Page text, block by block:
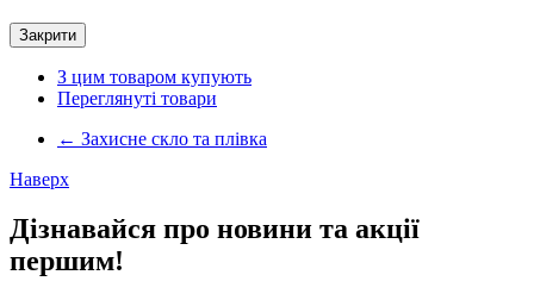
Закрити
З цим товаром купують
Переглянуті товари
← Захисне скло та плівка
Наверх
Дізнавайся про новини та акції
першим!